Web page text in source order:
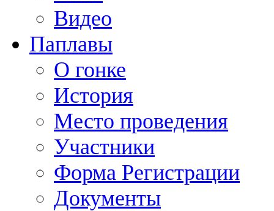
Видео
Паплавы
О гонке
История
Место проведения
Участники
Форма Регистрации
Документы